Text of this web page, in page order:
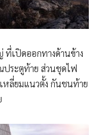
เปิดออกทางด้านข้าง
ประตูท้าย ส่วนชุดไฟ
หลี่ยมแนวตั้ง กันชนท้าย